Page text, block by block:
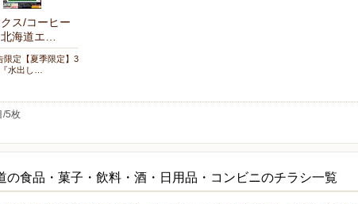
ス/コーヒー
海道エ…
限定【夏季限定】3
水出し…
/5枚
の食品・菓子・飲料・酒・日用品・コンビニのチラシ一覧